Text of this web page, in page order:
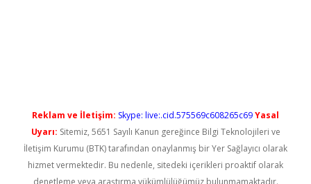
Reklam ve İletişim: Skype: live:.cid.575569c608265c69Yasal
Uyarı: Sitemiz, 5651 Sayılı Kanun gereğince Bilgi Teknolojileri ve
İletişim Kurumu (BTK) tarafından onaylanmış bir Yer Sağlayıcı olarak
hizmet vermektedir. Bu nedenle, sitedeki içerikleri proaktif olarak
denetleme veya araştırma yükümlülüğümüz bulunmamaktadır.